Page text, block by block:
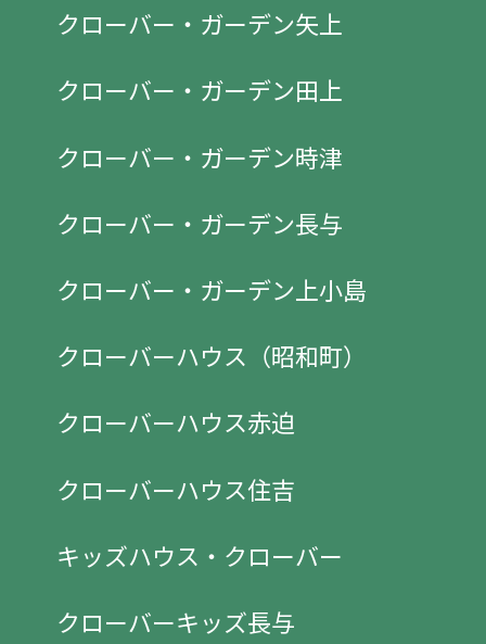
クローバー・ガーデン矢上
クローバー・ガーデン田上
クローバー・ガーデン時津
クローバー・ガーデン長与
クローバー・ガーデン上小島
クローバーハウス（昭和町）
クローバーハウス赤迫
クローバーハウス住吉
キッズハウス・クローバー
クローバーキッズ長与